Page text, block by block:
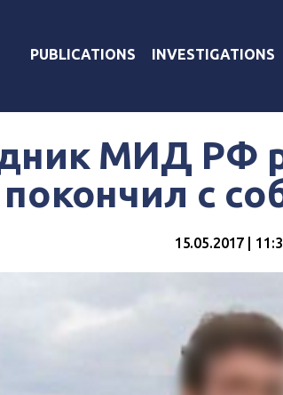
PUBLICATIONS INVESTIGATIONS
МИД РФ
покончил с
15.05.2017 |